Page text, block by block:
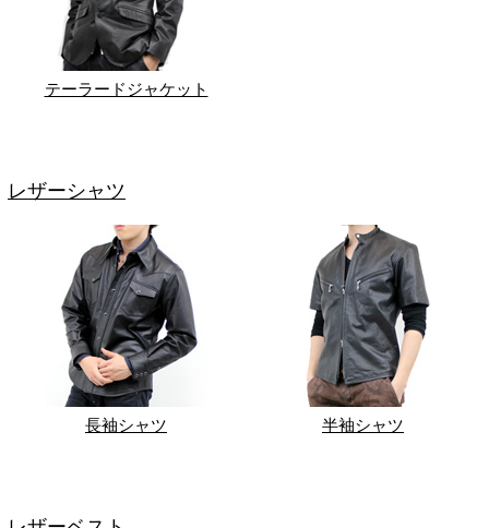
テーラードジャケット
レザーシャツ
長袖シャツ 半袖シャツ